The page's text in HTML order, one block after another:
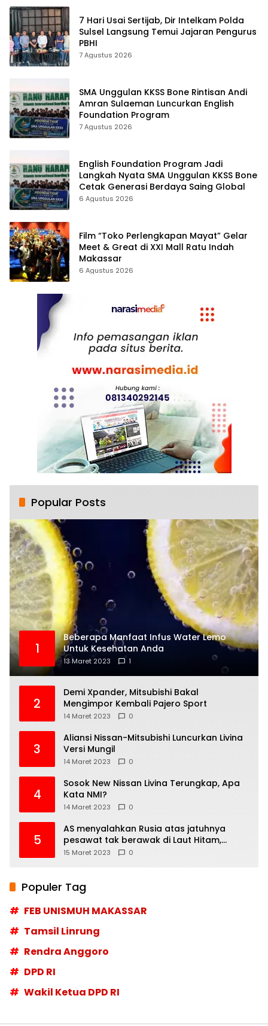
7 Hari Usai Sertijab, Dir Intelkam Polda
Sulsel Langsung Temui Jajaran Pengurus
PBHI
7 Agustus 2026
SMA Unggulan KKSS Bone Rintisan Andi
Amran Sulaeman Luncurkan English
Foundation Program
7 Agustus 2026
English Foundation Program Jadi
Langkah Nyata SMA Unggulan KKSS Bone
Cetak Generasi Berdaya Saing Global
6 Agustus 2026
Film “Toko Perlengkapan Mayat” Gelar
Meet & Great di XXI Mall Ratu Indah
Makassar
6 Agustus 2026
Popular Posts
1
Beberapa Manfaat Infus Water Lemo
Untuk Kesehatan Anda
13 Maret 2023 1
2
Demi Xpander, Mitsubishi Bakal
Mengimpor Kembali Pajero Sport
14 Maret 2023 0
3
Aliansi Nissan-Mitsubishi Luncurkan Livina
Versi Mungil
14 Maret 2023 0
4
Sosok New Nissan Livina Terungkap, Apa
Kata NMI?
14 Maret 2023 0
5
AS menyalahkan Rusia atas jatuhnya
pesawat tak berawak di Laut Hitam,
Moskow menyangkal
15 Maret 2023 0
Populer Tag
FEB UNISMUH MAKASSAR
Tamsil Linrung
Rendra Anggoro
DPD RI
Wakil Ketua DPD RI